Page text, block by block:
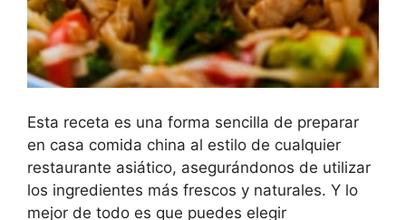
Esta receta es una forma sencilla de preparar
en casa comida china al estilo de cualquier
restaurante asiático, asegurándonos de utilizar
los ingredientes más frescos y naturales. Y lo
mejor de todo es que puedes elegir